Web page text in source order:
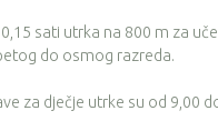
sati utrka na 800 m za
do osmog razreda.
za dječje utrke su od 9,00